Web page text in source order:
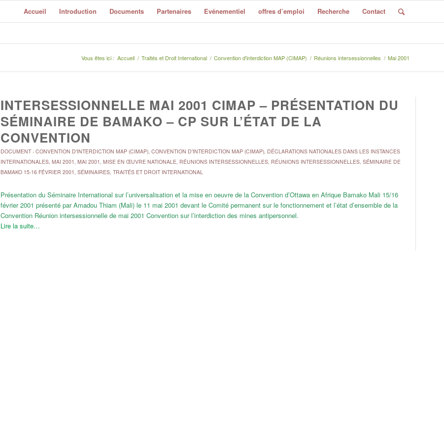
Accueil Introduction Documents Partenaires Evénementiel offres d’emploi Recherche Contact
Vous êtes ici : Accueil / Traités et Droit International / Convention d'interdiction MAP (CIMAP) / Réunions intersessionnelles / Mai 2001
INTERSESSIONNELLE MAI 2001 CIMAP – PRÉSENTATION DU
SÉMINAIRE DE BAMAKO – CP SUR L’ÉTAT DE LA
CONVENTION
DOCUMENT- CONVENTION D'INTERDICTION MAP (CIMAP), CONVENTION D'INTERDICTION MAP (CIMAP), DÉCLARATIONS NATIONALES DANS LES INSTANCES
INTERNATIONALES, MAI 2001 , MAI 2001 , MISE EN ŒUVRE NATIONALE, RÉUNIONS INTERSESSIONNELLES, RÉUNIONS INTERSESSIONNELLES, SÉMINAIRE DE
BAMAKO 15-16 FÉVRIER 2001 , SÉMINAIRES, TRAITÉS ET DROIT INTERNATIONAL
Présentation du Séminaire International sur l’universalisation et la mise en oeuvre de la Convention d’Ottawa en Afrique Bamako Mali 15/16
février 2001 présenté par Amadou Thiam (Mali) le 11 mai 2001 devant le Comité permanent sur le fonctionnement et l’état d’ensemble de la
Convention Réunion intersessionnelle de mai 2001 Convention sur l’interdiction des mines antipersonnel.
Lire la suite…